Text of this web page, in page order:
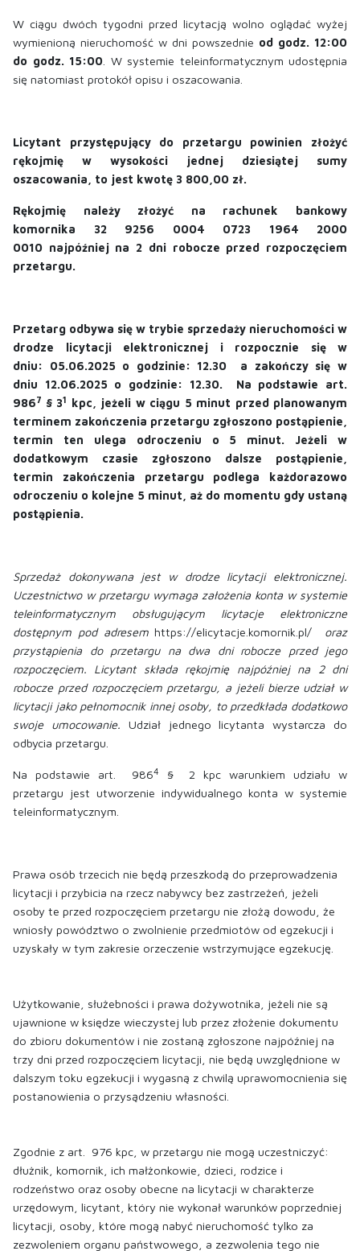
W ciągu dwóch tygodni przed licytacją wolno oglądać wyżej
wymienioną nieruchomość w dni powszednie od godz. 12:00
do godz. 15:00 . W systemie teleinformatycznym udostępnia
się natomiast protokół opisu i oszacowania.
Licytant przystępujący do przetargu powinien złożyć
rękojmię w wysokości jednej dziesiątej sumy
oszacowania, to jest kwotę 3 800,00 zł.
Rękojmię należy złożyć na rachunek bankowy
komornika 32 9256 0004 0723 1964 2000
0010 najpóźniej na 2 dni robocze przed rozpoczęciem
przetargu.
Przetarg odbywa się w trybie sprzedaży nieruchomości w
drodze licytacji elektronicznej irozpocznie się w
dniu: 05.06.2025 o godzinie: 12.30 a zakończy się w
dniu 12.06.2025 o godzinie: 12.30.
Na podstawie art.
9867 § 31
kpc, jeżeli w ciągu 5 minut przed planowanym
terminem zakończenia przetargu zgłoszono postąpienie,
termin ten ulega odroczeniu o 5 minut. Jeżeli w
dodatkowym czasie zgłoszono dalsze postąpienie,
termin zakończenia przetargu podlega każdorazowo
odroczeniu o kolejne 5 minut, aż do momentu gdy ustaną
postąpienia.
Sprzedaż dokonywana jest w drodze licytacji elektronicznej.
Uczestnictwo w przetargu wymaga założenia konta w systemie
teleinformatycznym obsługującym licytacje elektroniczne
dostępnym pod adresemhttps://elicytacje.komornik.pl/
oraz
przystąpienia do przetargu na dwa dni robocze przed jego
rozpoczęciem. Licytant składa rękojmię najpóźniej na 2 dni
robocze przed rozpoczęciem przetargu, a jeżeli bierze udział w
licytacji jako pełnomocnik innej osoby, to przedkłada dodatkowo
swoje umocowanie. Udział jednego licytanta wystarcza do
odbycia przetargu.
Na podstawie art. 9864
§ 2 kpc warunkiem udziału w
przetargu jest utworzenie indywidualnego konta w systemie
teleinformatycznym.
Prawa osób trzecich nie będą przeszkodą do przeprowadzenia
licytacji i przybicia na rzecz nabywcy bez zastrzeżeń, jeżeli
osoby te przed rozpoczęciem przetargu nie złożą dowodu, że
wniosły powództwo o zwolnienie przedmiotów od egzekucji i
uzyskały w tym zakresie orzeczenie wstrzymujące egzekucję.
Użytkowanie, służebności i prawa dożywotnika, jeżeli nie są
ujawnione w księdze wieczystej lub przez złożenie dokumentu
do zbioru dokumentów i nie zostaną zgłoszone najpóźniej na
trzy dni przed rozpoczęciem licytacji, nie będą uwzględnione w
dalszym toku egzekucji i wygasną z chwilą uprawomocnienia się
postanowienia o przysądzeniu własności.
Zgodnie z art. 976 kpc, w przetargu nie mogą uczestniczyć:
dłużnik, komornik, ich małżonkowie, dzieci, rodzice i
rodzeństwo oraz osoby obecne na licytacji w charakterze
urzędowym, licytant, który nie wykonał warunków poprzedniej
licytacji, osoby, które mogą nabyć nieruchomość tylko za
zezwoleniem organu państwowego, a zezwolenia tego nie